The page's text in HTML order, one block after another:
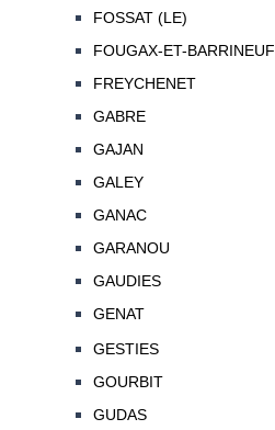
FOSSAT (LE)
FOUGAX-ET-BARRINEUF
FREYCHENET
GABRE
GAJAN
GALEY
GANAC
GARANOU
GAUDIES
GENAT
GESTIES
GOURBIT
GUDAS